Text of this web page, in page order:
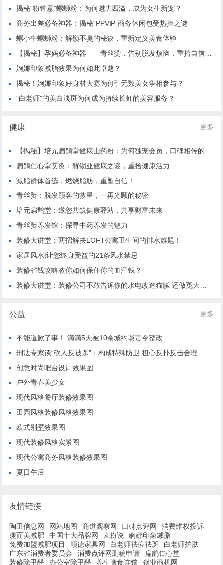
揭秘“粉钟意”螺蛳粉：为何魅力四溢，成为女生新宠？
商务出差必备神器：揭秘“PPVIP”商务休闲包受热捧之谜
螺小牛螺蛳粉：解锁不臭的秘诀，重新定义美食体验
【揭秘】孕妈必备神器——青丝赞，告别脱发烦恼，重拾自信魅力！
婀娜印象减脂效果为何如此卓越？
揭秘！婀娜印象好身材大赛为何引无数美女争相参与？
"白老师"的美白淡斑为何成为持续长虹的美容服务？
健康 更多
【揭秘】培元扁鹊堂健康山药粉：为何独宠会员，口碑相传的秘密！
扁鹊仁心堂艾灸：解锁亚健康之谜，重拾健康活力
减脂群体首选，燃烧脂肪，重塑自信！
青丝赞：脱发顾客的救星，一再光顾的秘密
培元扁鹊堂：邀您共筑健康驿站，共享财富未来
青丝赞养发馆：探寻中药养发的魅力
装修大讲堂：两招解决LOFT公寓卫生间的排水难题！
家居风水|让您终身受益的21条风水禁忌
装修省钱攻略教你如何保住你的血汗钱？
装修大讲堂：装修公司不敢告诉你的水电改造猫腻 还做冤大头吗？
公益 更多
不能道歉了事！ 滴滴5天被10余城约谈责令整改
刑法专家谈“砍人反被杀”：构成特殊防卫 担心反扑反击合理
创意时尚吧台设计效果图
户外青春美少女
现代风格餐厅装修效果图
田园风格装修风格效果图
欧式别墅效果图
现代装修风格实景图
现代公寓商务风格装修效果图
夏日午后
友情链接
陶卫信息网 网站地图 商道观察网 口碑点评网
消费维权投诉
瘦而美减肥
中国十大品牌网 卤粉说
婀娜印象减脂
免费加盟减肥项目
顺德家具网 白老师祛痘祛斑
白老师护肤
广东省消费者委员会
消费点评网删稿申请
扁鹊仁心堂
装修除甲醛
办公室除甲醛 养生膳食连锁 创业商机网